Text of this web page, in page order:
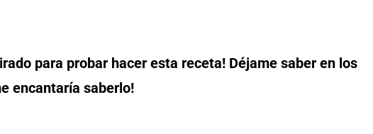
para probar hacer esta receta! Déjame saber en los
encantaría saberlo!